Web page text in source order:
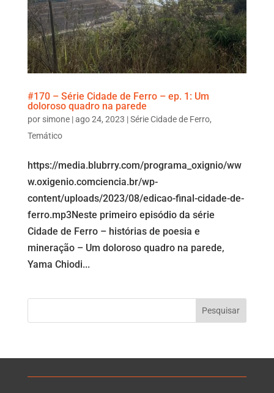
#170 – Série Cidade de Ferro – ep. 1: Um
doloroso quadro na parede
por simone|ago 24, 2023 |Série Cidade de Ferro,
Temático
https://media.blubrry.com/programa_oxignio/ww
w.oxigenio.comciencia.br/wp-
content/uploads/2023/08/edicao-final-cidade-de-
ferro.mp3Neste primeiro episódio da série
Cidade de Ferro – histórias de poesia e
mineração – Um doloroso quadro na parede,
Yama Chiodi...